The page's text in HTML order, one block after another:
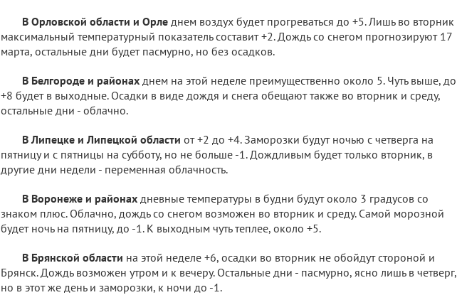
В Орловской области и Орле днем воздух будет прогреваться до +5. Лишь во вторник
максимальный температурный показатель составит +2. Дождь со снегом прогнозируют 17
марта, остальные дни будет пасмурно, но без осадков.
В Белгороде и районах днем на этой неделе преимущественно около 5. Чуть выше, до
+8 будет в выходные. Осадки в виде дождя и снега обещают также во вторник и среду,
остальные дни - облачно.
В Липецке и Липецкой области от +2 до +4. Заморозки будут ночью с четверга на
пятницу и с пятницы на субботу, но не больше -1. Дождливым будет только вторник, в
другие дни недели - переменная облачность.
В Воронеже и районах дневные температуры в будни будут около 3 градусов со
знаком плюс. Облачно, дождь со снегом возможен во вторник и среду. Самой морозной
будет ночь на пятницу, до -1. К выходным чуть теплее, около +5.
В Брянской области на этой неделе +6, осадки во вторник не обойдут стороной и
Брянск. Дождь возможен утром и к вечеру. Остальные дни - пасмурно, ясно лишь в четверг,
но в этот же день и заморозки, к ночи до -1.